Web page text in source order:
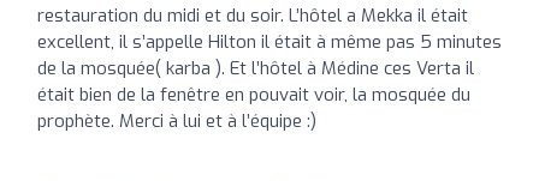
restauration du midi et du soir. L’hôtel a Mekka il était
excellent, il s’appelle Hilton il était à même pas 5 minutes
de la mosquée( karba ). Et l’hôtel à Médine ces Verta il
était bien de la fenêtre en pouvait voir, la mosquée du
prophète. Merci à lui et à l’équipe :)